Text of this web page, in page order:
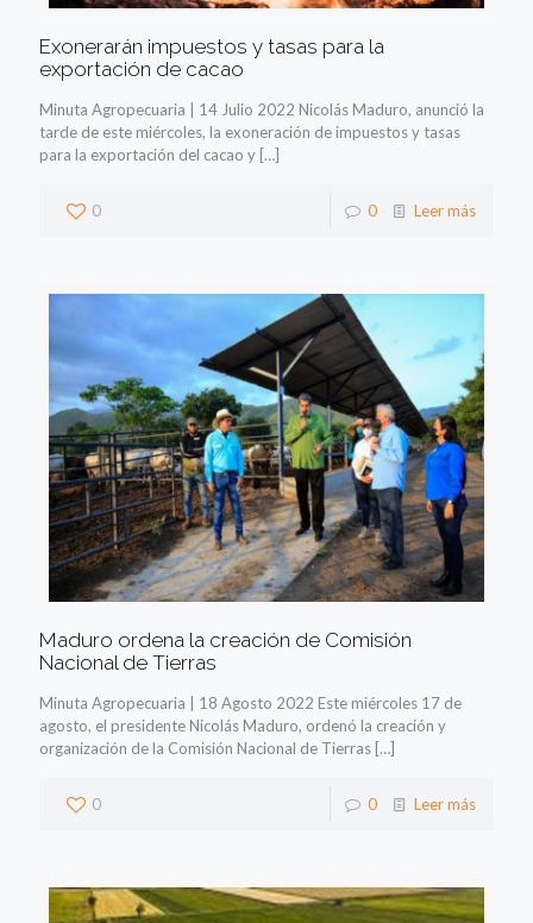
Exonerarán impuestos y tasas para la
exportación de cacao
Minuta Agropecuaria | 14 Julio 2022 Nicolás Maduro, anunció la
tarde de este miércoles, la exoneración de impuestos y tasas
para la exportación del cacao y […]
0 0 Leer más
Maduro ordena la creación de Comisión
Nacional de Tierras
Minuta Agropecuaria | 18 Agosto 2022 Este miércoles 17 de
agosto, el presidente Nicolás Maduro, ordenó la creación y
organización de la Comisión Nacional de Tierras […]
0 0 Leer más